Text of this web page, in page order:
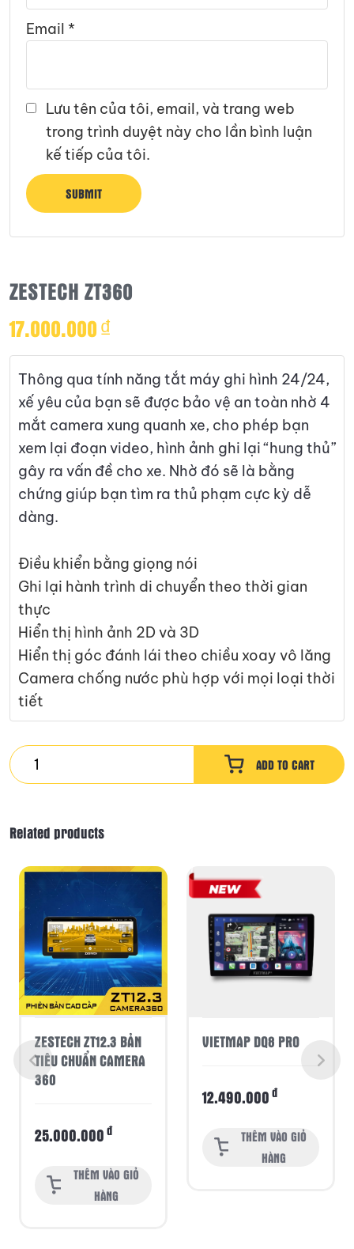
Email *
Lưu tên của tôi, email, và trang web
trong trình duyệt này cho lần bình luận
kế tiếp của tôi.
ZESTECH ZT360
17.000.000₫
Thông qua tính năng tắt máy ghi hình 24/24,
xế yêu của bạn sẽ được bảo vệ an toàn nhờ 4
mắt camera xung quanh xe, cho phép bạn
xem lại đoạn video, hình ảnh ghi lại “hung thủ”
gây ra vấn đề cho xe. Nhờ đó sẽ là bằng
chứng giúp bạn tìm ra thủ phạm cực kỳ dễ
dàng.
Điều khiển bằng giọng nói
Ghi lại hành trình di chuyển theo thời gian
thực
Hiển thị hình ảnh 2D và 3D
Hiển thị góc đánh lái theo chiều xoay vô lăng
Camera chống nước phù hợp với mọi loại thời
tiết
Zestech
ZT360
ADD TO CART
Related products
ZESTECH ZT12.3 BẢN
TIÊU CHUẨN CAMERA
360
25.000.000đ
THÊM VÀO GIỎ
HÀNG
VIETMAP DQ8 PRO
12.490.000đ
THÊM VÀO GIỎ
HÀNG